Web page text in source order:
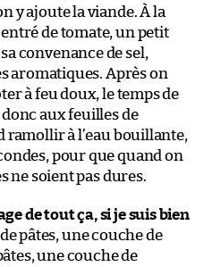
y ajoute la viande. À la
de tomate, un petit
convenance de sel,
aromatiques. Après on
à feu doux, le temps de
aux feuilles de
ramollir à l’eau bouillante,
pour que quand on
ne soient pas dures.
de tout ça, si je suis bien
pâtes, une couche de
une couche de